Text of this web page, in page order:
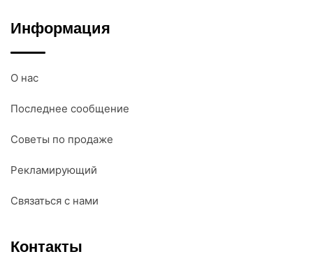
Информация
О нас
Последнее сообщение
Советы по продаже
Рекламирующий
Связаться с нами
Контакты